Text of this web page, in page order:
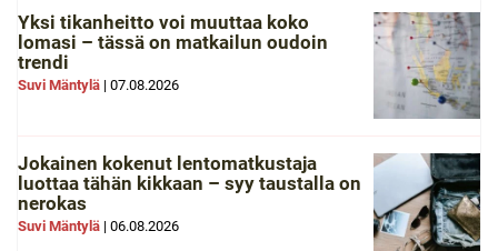
Yksi tikanheitto voi muuttaa koko
lomasi – tässä on matkailun oudoin
trendi
Suvi Mäntylä | 07.08.2026
Jokainen kokenut lentomatkustaja
luottaa tähän kikkaan – syy taustalla on
nerokas
Suvi Mäntylä | 06.08.2026